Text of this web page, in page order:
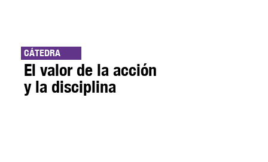
CÁTEDRA
El valor de la acción
y la disciplina